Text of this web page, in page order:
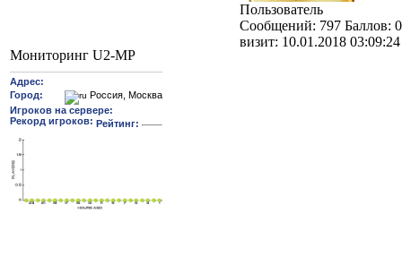
Мониторинг U2-MP
Пользователь
Cообщений: 797 Баллов: 0
визит: 10.01.2018 03:09:24